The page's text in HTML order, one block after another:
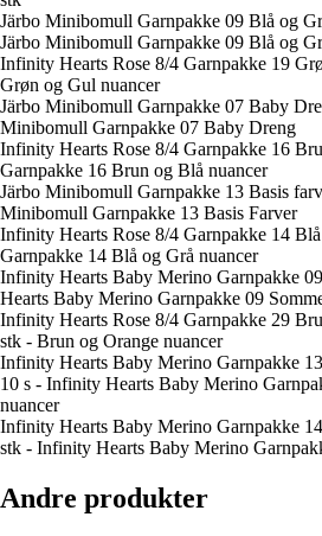
Järbo Minibomull Garnpakke 09 Blå og
Järbo Minibomull Garnpakke 09 Blå og
Infinity Hearts Rose 8/4 Garnpakke 19
Grøn og Gul nuancer
Järbo Minibomull Garnpakke 07 Baby
Minibomull Garnpakke 07 Baby Dreng
Infinity Hearts Rose 8/4 Garnpakke 16
Garnpakke 16 Brun og Blå nuancer
Järbo Minibomull Garnpakke 13 Basis
Minibomull Garnpakke 13 Basis Farver
Infinity Hearts Rose 8/4 Garnpakke 14
Garnpakke 14 Blå og Grå nuancer
Infinity Hearts Baby Merino Garnpakke
Hearts Baby Merino Garnpakke 09
Infinity Hearts Rose 8/4 Garnpakke 29
stk - Brun og Orange nuancer
Infinity Hearts Baby Merino Garnpakke
10 s - Infinity Hearts Baby Merino
nuancer
Infinity Hearts Baby Merino Garnpakke
stk - Infinity Hearts Baby Merino
Andre produkter